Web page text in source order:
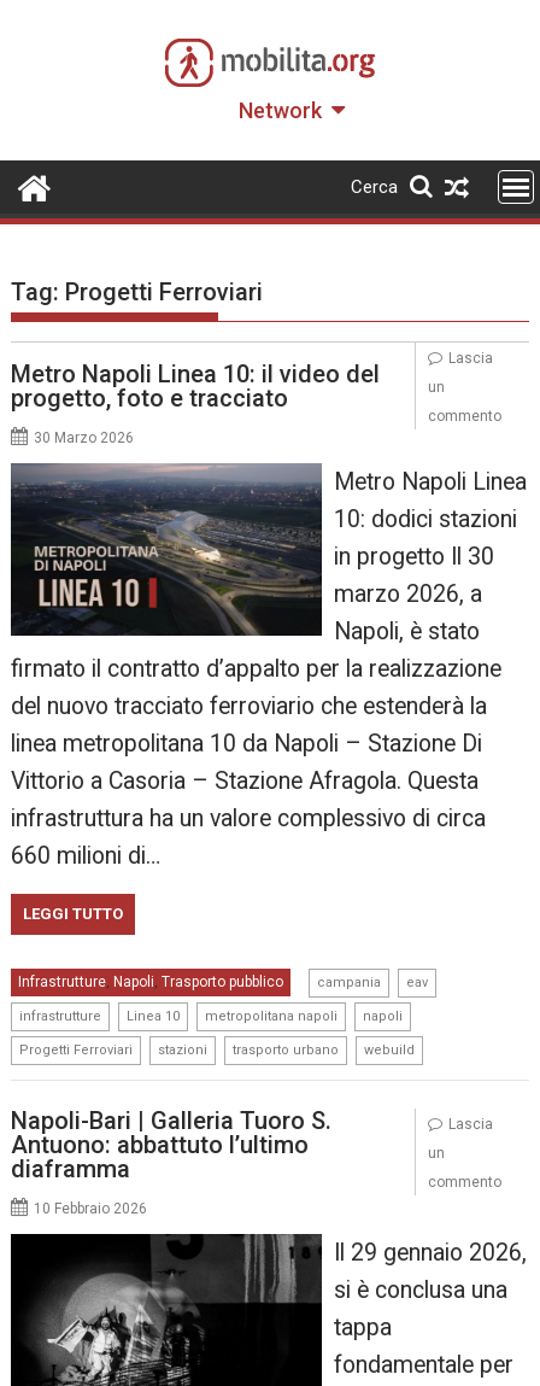
Network
Cerca
Tag: Progetti Ferroviari
Metro Napoli Linea 10: il video del
progetto, foto e tracciato
30 Marzo 2026
Metro Napoli Linea
10: dodici stazioni
in progetto Il 30
marzo 2026, a
Napoli, è stato
firmato il contratto d’appalto per la realizzazione
del nuovo tracciato ferroviario che estenderà la
linea metropolitana 10 da Napoli – Stazione Di
Vittorio a Casoria – Stazione Afragola. Questa
infrastruttura ha un valore complessivo di circa
660 milioni di…
LEGGI TUTTO
Infrastrutture, Napoli, Trasporto pubblico campania eav
infrastrutture Linea 10 metropolitana napoli napoli
Progetti Ferroviari stazioni trasporto urbano webuild
Lascia
un
commento
Napoli-Bari | Galleria Tuoro S.
Antuono: abbattuto l’ultimo
diaframma
10 Febbraio 2026
Il 29 gennaio 2026,
si è conclusa una
tappa
fondamentale per
Lascia
un
commento